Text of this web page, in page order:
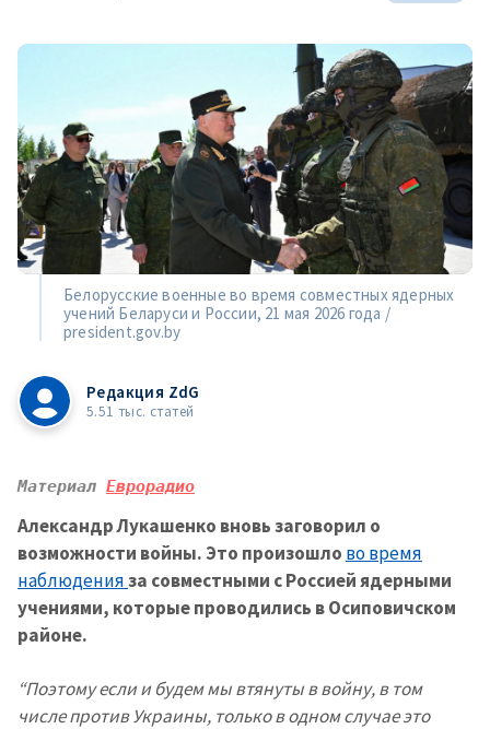
Белорусские военные во время совместных ядерных
учений Беларуси и России, 21 мая 2026 года /
president.gov.by
Редакция ZdG
5.51 тыс. статей
Материал Еврорадио
Александр Лукашенко вновь заговорил о
возможности войны. Это произошло во время
наблюденияза совместными с Россией ядерными
учениями, которые проводились в Осиповичском
районе.
“Поэтому если и будем мы втянуты в войну, в том
числе против Украины, только в одном случае это